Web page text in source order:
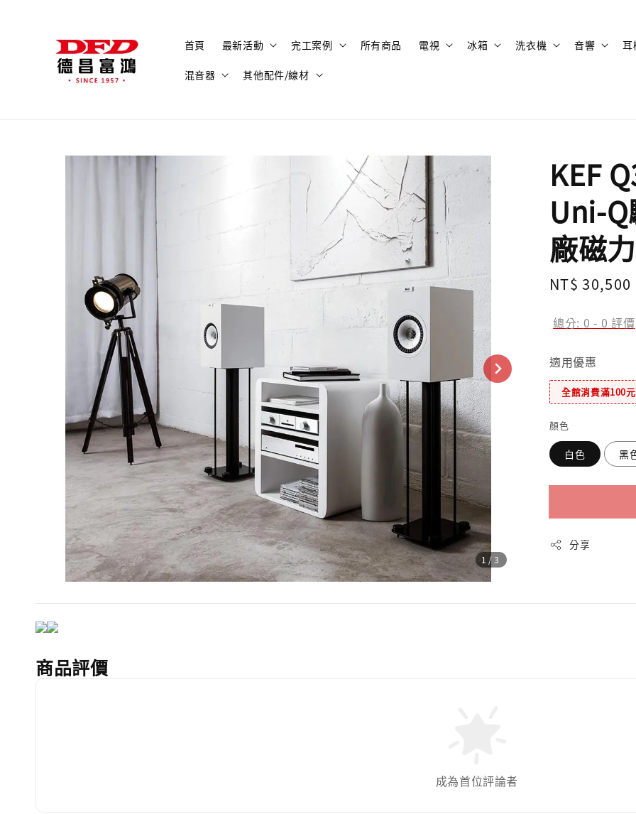
首頁 最新活動 完工案例 所有商品 電視 冰箱 洗衣機 音響 耳
混音器 其他配件/線材
1 /3
KEF
Uni-
廠磁
Regular
NT$ 30,500
總分: 0 - 0 評價
適用優惠
全館消費滿100
顏色
白色 黑
分享
商品評價
成為首位評論者